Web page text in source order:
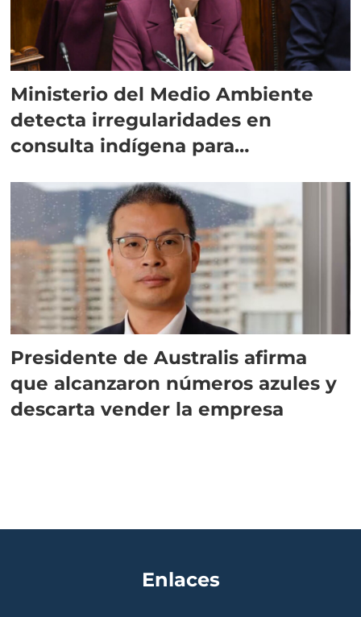
Ministerio del Medio Ambiente
detecta irregularidades en
consulta indígena para
Presidente de Australis afirma
que alcanzaron números azules y
descarta vender la empresa
Enlaces